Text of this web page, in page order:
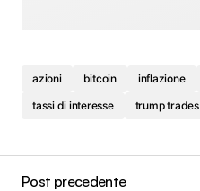
azioni bitcoin inflazione
tassi di interesse
trump trades
Post precedente